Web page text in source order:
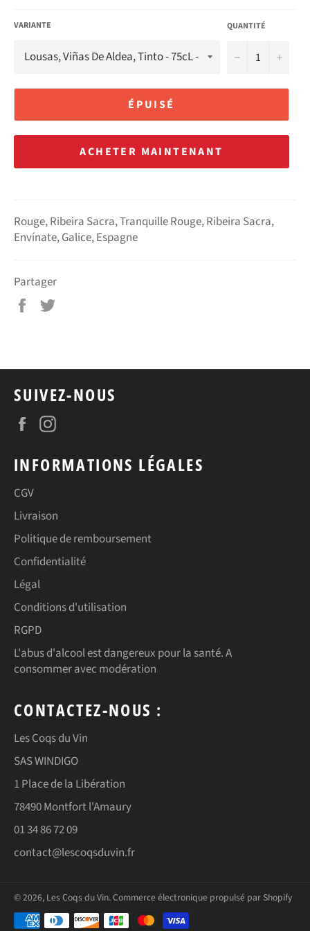
VARIANTE QUANTITÉ
− +
ÉPUISÉ
ACHETER MAINTENANT
Rouge, Ribeira Sacra, Tranquille Rouge, Ribeira Sacra,
Envínate, Galice, Espagne
Partager
Partager
SUIVEZ-NOUS
Facebook
INFORMATIONS LÉGALES
CGV
Livraison
Politique de remboursement
Confidentialité
Légal
Conditions d'utilisation
RGPD
L'abus d'alcool est dangereux pour la santé. A
consommer avec modération
CONTACTEZ-NOUS :
Les Coqs du Vin
SAS WINDIGO
1 Place de la Libération
78490 Montfort l'Amaury
01 34 86 72 09
contact@lescoqsduvin.fr
© 2026, Les Coqs du Vin.Commerce électronique propulsé par Shopify
Méthodes